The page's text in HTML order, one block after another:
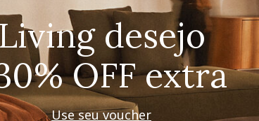
rituais
Grandes mudanças
Decorar